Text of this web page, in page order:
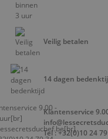
Veilig betalen
14 dagen
Klantenservice
Tel : +32(0)10 24